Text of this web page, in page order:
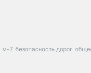
м-7 безопасность дорог